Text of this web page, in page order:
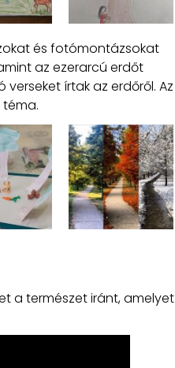
és fotómontázsokat
az ezerarcú erdőt
írtak az erdőről. Az
a természet iránt, amelyet